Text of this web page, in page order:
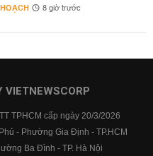
8 giờ trước
TPHCM cấp ngày 20/3/2026
- Phường Gia Định - TP.HCM
Ba Đình - TP. Hà Nội